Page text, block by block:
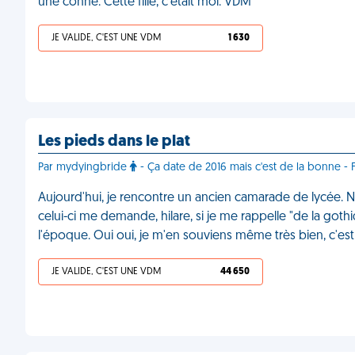
JE VALIDE, C'EST UNE VDM 1 630
Les pieds dans le plat
Par mydyingbride - Ça date de 2016 mais c'est de la bonne -
Aujourd'hui, je rencontre un ancien camarade de lycée.
celui-ci me demande, hilare, si je me rappelle "de la
l'époque. Oui oui, je m'en souviens même très bien,
JE VALIDE, C'EST UNE VDM 44 650